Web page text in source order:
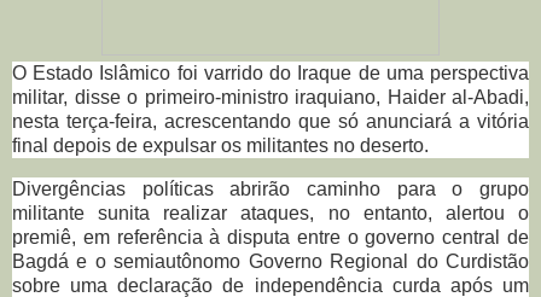
O Estado Islâmico foi varrido do Iraque de uma perspectiva
militar, disse o primeiro-ministro iraquiano, Haider al-Abadi,
nesta terça-feira, acrescentando que só anunciará a vitória
final depois de expulsar os militantes no deserto.
Divergências políticas abrirão caminho para o grupo
militante sunita realizar ataques, no entanto, alertou o
premiê, em referência à disputa entre o governo central de
Bagdá e o semiautônomo Governo Regional do Curdistão
sobre uma declaração de independência curda após um